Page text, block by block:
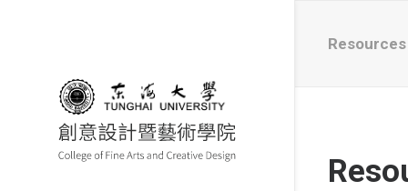
Resources